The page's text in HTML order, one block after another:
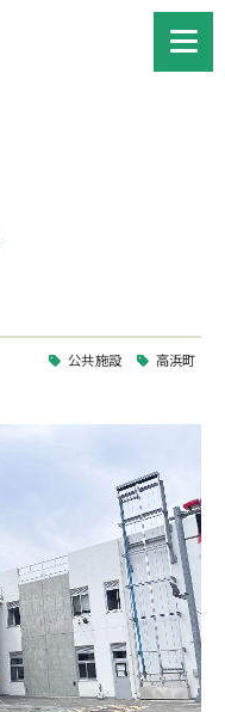
公共施設 高浜町